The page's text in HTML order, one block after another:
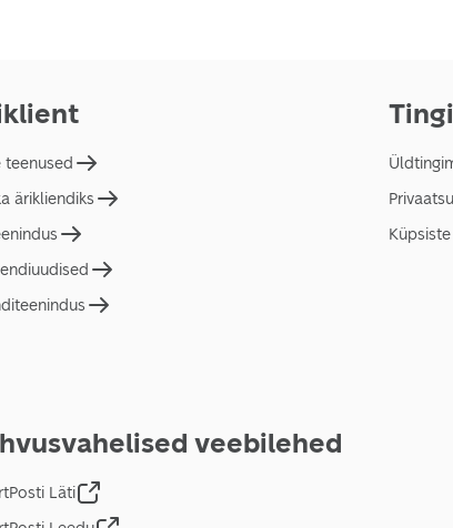
teenused
ärikliendiks
veebilehed
Läti